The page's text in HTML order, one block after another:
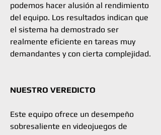
podemos hacer alusión al rendimiento
del equipo. Los resultados indican que
el sistema ha demostrado ser
realmente eficiente en tareas muy
demandantes y con cierta complejidad.
NUESTRO VEREDICTO
Este equipo ofrece un desempeño
sobresaliente en videojuegos de